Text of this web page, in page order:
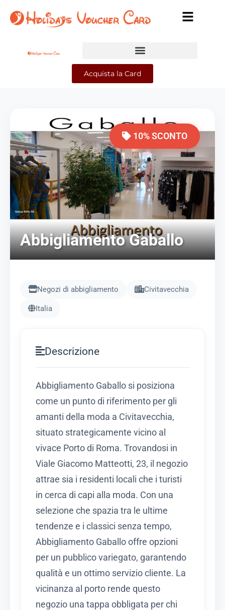
Acquista la Card
10% SCONTO
Abbigliamento Gaballo
Negozi di abbigliamento Civitavecchia
Italia
Descrizione
Abbigliamento Gaballo si posiziona
come un punto di riferimento per gli
amanti della moda a Civitavecchia,
situato strategicamente vicino al
vivace Porto di Roma. Trovandosi in
Viale Giacomo Matteotti, 23, il negozio
attrae sia i residenti locali che i turisti
in cerca di capi alla moda. Con una
selezione che spazia tra le ultime
tendenze e i classici senza tempo,
Abbigliamento Gaballo offre opzioni
per un pubblico variegato, garantendo
qualità e un ottimo servizio cliente. La
vicinanza al porto rende questo
negozio una tappa obbligata per chi